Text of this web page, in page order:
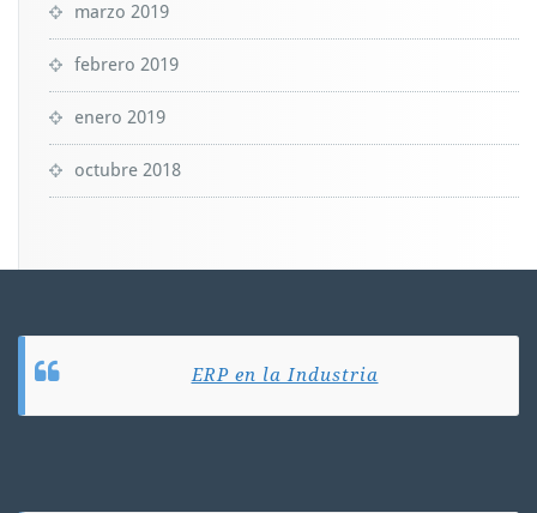
marzo 2019
febrero 2019
enero 2019
octubre 2018
ERP en la Industria